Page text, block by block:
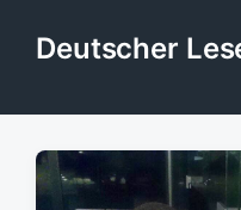
Deutscher